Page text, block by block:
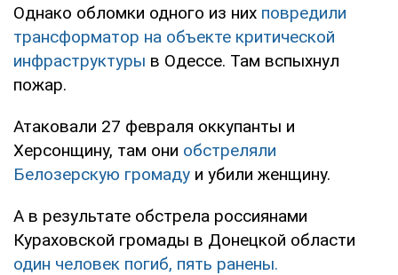
Однако обломки одного из них повредили
трансформатор на объекте критической
инфраструктуры в Одессе. Там вспыхнул
пожар.
Атаковали 27 февраля оккупанты и
Херсонщину, там они обстреляли
Белозерскую громаду и убили женщину.
А в результате обстрела россиянами
Кураховской громады в Донецкой области
один человек погиб, пять ранены.